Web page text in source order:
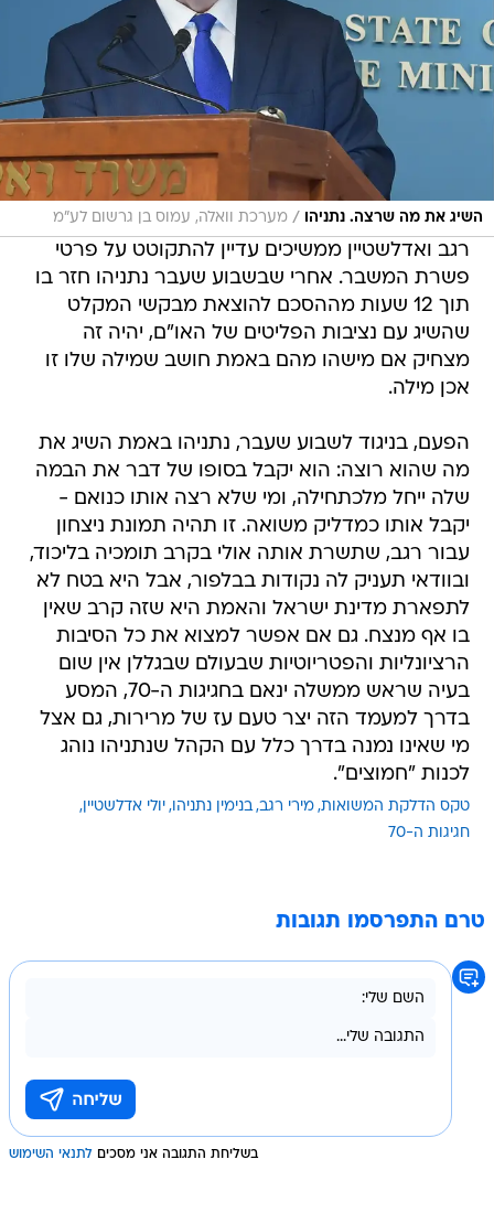
השיג את מה שרצה. נתניהו / מערכת וואלה, עמוס בן גרשום לע"מ
רגב ואדלשטיין ממשיכים עדיין להתקוטט על פרטי
פשרת המשבר. אחרי שבשבוע שעבר נתניהו חזר בו
תוך 12 שעות מההסכם להוצאת מבקשי המקלט
שהשיג עם נציבות הפליטים של האו"ם, יהיה זה
מצחיק אם מישהו מהם באמת חושב שמילה שלו זו
אכן מילה.
הפעם, בניגוד לשבוע שעבר, נתניהו באמת השיג את
מה שהוא רוצה: הוא יקבל בסופו של דבר את הבמה
שלה ייחל מלכתחילה, ומי שלא רצה אותו כנואם -
יקבל אותו כמדליק משואה. זו תהיה תמונת ניצחון
עבור רגב, שתשרת אותה אולי בקרב תומכיה בליכוד,
ובוודאי תעניק לה נקודות בבלפור, אבל היא בטח לא
לתפארת מדינת ישראל והאמת היא שזה קרב שאין
בו אף מנצח. גם אם אפשר למצוא את כל הסיבות
הרציונליות והפטריוטיות שבעולם שבגללן אין שום
בעיה שראש ממשלה ינאם בחגיגות ה-70, המסע
בדרך למעמד הזה יצר טעם עז של מרירות, גם אצל
מי שאינו נמנה בדרך כלל עם הקהל שנתניהו נוהג
לכנות "חמוצים".
טקס הדלקת המשואות מירי רגב בנימין נתניהו יולי אדלשטיין
חגיגות ה-70
טרם התפרסמו תגובות
בשליחת התגובה אני מסכים לתנאי השימוש